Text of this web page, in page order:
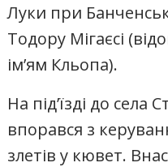
Луки при
Тодору Мігаєсі
ім’ям Кльопа).
На під’їзді до
впорався з
злетів у кювет.